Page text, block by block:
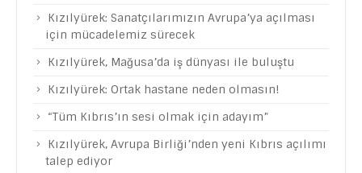
Kızılyürek: Sanatçılarımızın Avrupa’ya açılması
için mücadelemiz sürecek
Kızılyürek, Mağusa’da iş dünyası ile buluştu
Kızılyürek: Ortak hastane neden olmasın!
“Tüm Kıbrıs’ın sesi olmak için adayım”
Kızılyürek, Avrupa Birliği’nden yeni Kıbrıs açılımı
talep ediyor